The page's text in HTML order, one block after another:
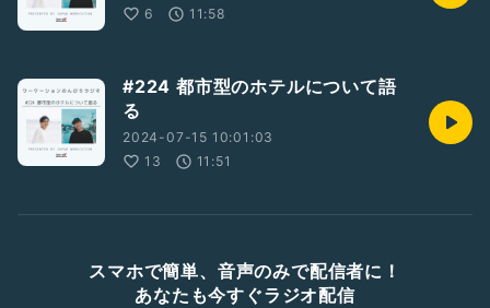
6
11:58
#224 都市型のホテルについて語
る
2024-07-15 10:01:03
13
11:51
スマホで簡単、音声のみで配信者に！
あなたも今すぐラジオ配信